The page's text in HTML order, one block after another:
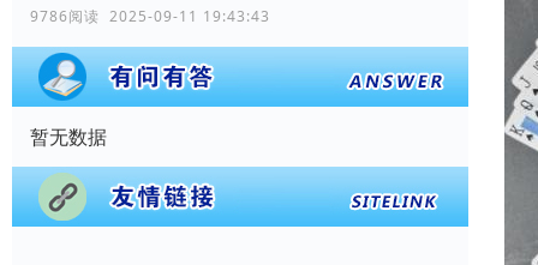
9786阅读 2025-09-11 19:43:43
暂无数据